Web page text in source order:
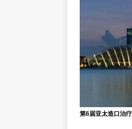
第6届亚太造口治